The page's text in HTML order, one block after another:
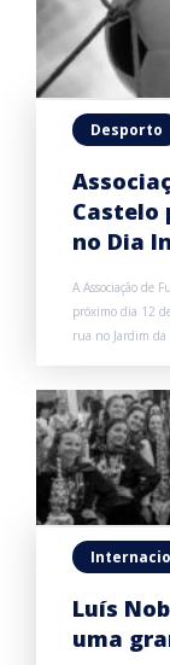
Desporto
Castelo
no Dia
A Associação de
próximo dia 12
rua no Jardim
Luís
uma